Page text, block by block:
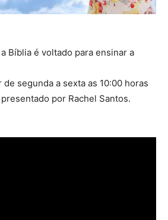
Bíblia é voltado para ensinar a
de segunda a sexta as 10:00 horas
por Rachel Santos.